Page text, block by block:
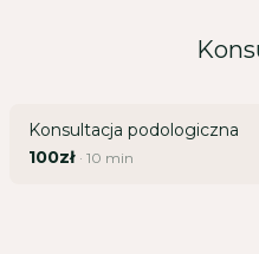
Konsultacja podologiczna
100zł · 10 min